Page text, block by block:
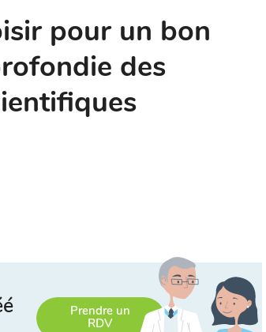
pour un bon
des
Prendre un
RDV